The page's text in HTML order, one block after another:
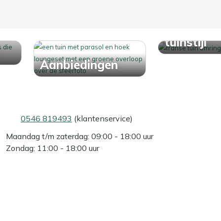
Aanbiedingen
tuinstijl
0546 819493 (klantenservice)
Maandag t/m zaterdag: 09:00 - 18:00 uur
Zondag: 11:00 - 18:00 uur